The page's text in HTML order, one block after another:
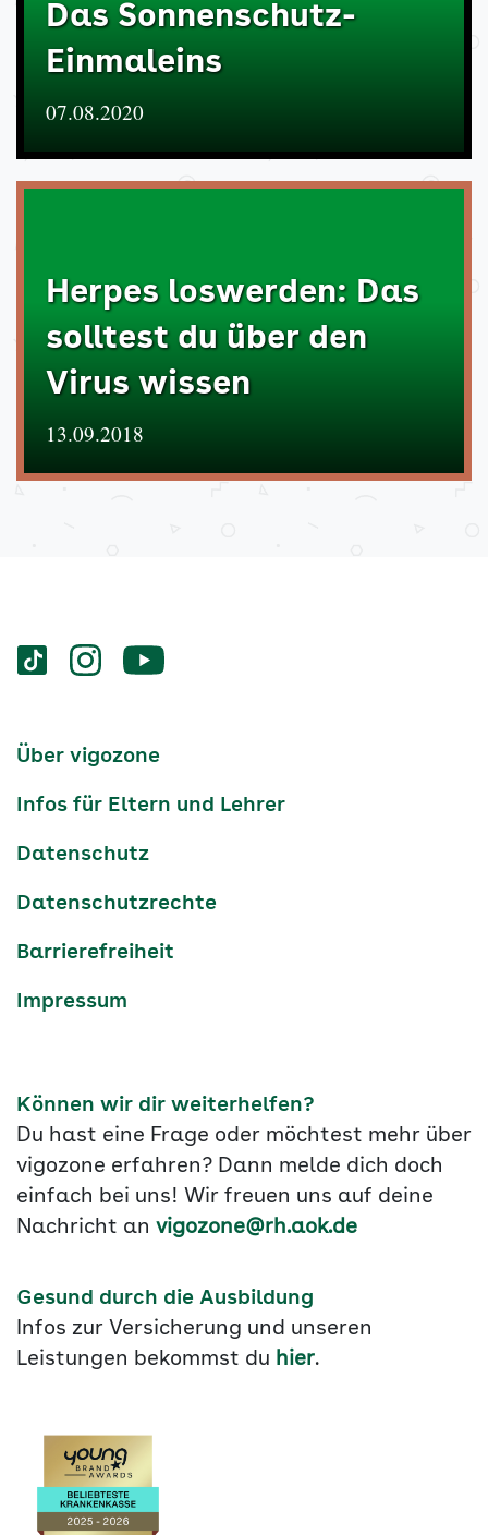
Das Sonnenschutz-
Einmaleins
07.08.2020
Herpes loswerden: Das
solltest du über den
Virus wissen
13.09.2018
Services
Social-
vigozone.de
vigozone.devigozone.de
Services-
Über vigozone
Infos für Eltern und Lehrer
Datenschutz
Datenschutzrechte
Barrierefreiheit
Impressum
Können wir dir weiterhelfen?
Du hast eine Frage oder möchtest mehr über
vigozone erfahren? Dann melde dich doch
einfach bei uns! Wir freuen uns auf deine
Nachricht an vigozone@rh.aok.de
Gesund durch die Ausbildung
Infos zur Versicherung und unseren
Leistungen bekommst du hier.